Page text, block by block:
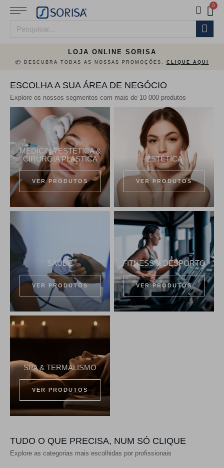
LOJA ONLINE SORISA
📦 DESCUBRA TODAS AS NOSSAS PROMOÇÕES. CLIQUE AQUI
ESCOLHA A SUA ÁREA DE NEGÓCIO
Explore os nossos segmentos com mais de 10 000 produtos
MEDICINA ESTÉTICA &
CIRURGIA PLÁSTICA
VER PRODUTOS
ESTÉTICA
VER PRODUTOS
SAÚDE
VER PRODUTOS
FITNESS & DESPORTO
VER PRODUTOS
SPA & TERMALISMO
VER PRODUTOS
TUDO O QUE PRECISA, NUM SÓ CLIQUE
Explore as categorias mais escolhidas por profissionais